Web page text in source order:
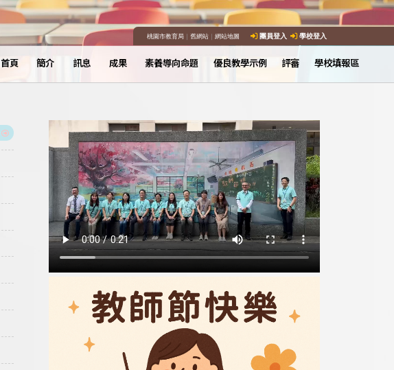
桃園市教育局｜ 舊網站｜ 網站地圖 團員登入 學校登入
首頁 簡介 訊息 成果 素養導向命題 優良教學示例 評審 學校填報區